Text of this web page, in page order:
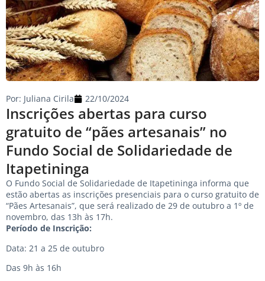
Inscrições abertas para curso
gratuito de “pães artesanais” no
Fundo Social de Solidariedade de
Itapetininga
Por: Juliana Cirila 22/10/2024
O Fundo Social de Solidariedade de Itapetininga informa que
estão abertas as inscrições presenciais para o curso gratuito de
“Pães Artesanais”, que será realizado de 29 de outubro a 1º de
novembro, das 13h às 17h.
Período de Inscrição:
Data: 21 a 25 de outubro
Das 9h às 16h